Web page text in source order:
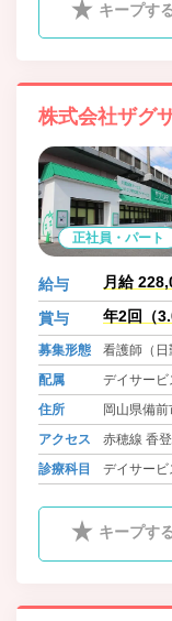
キープす
株式会社ザグ
正社員・パート
給与 月給
賞与 年2回（
募集形態
看護師（日
配属
デイサービ
住所
岡山県備
アクセス
赤穂線 香
診療科目
デイサービ
キープす